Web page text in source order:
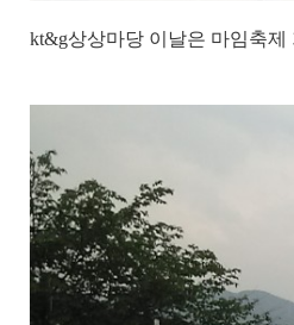
kt&g상상마당 이날은 마임축